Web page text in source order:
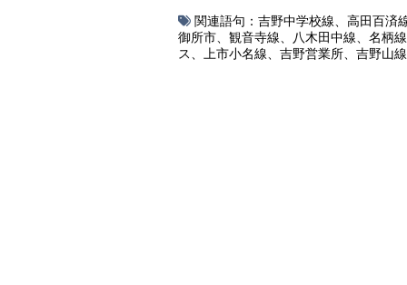
関連語句： 吉野中学校線
高田百済
御所市
観音寺線 八木田中線
名柄線
ス
上市小名線 吉野営業所 吉野山線